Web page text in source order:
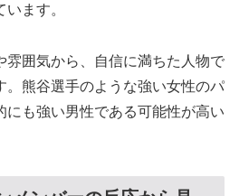
ます。
雰囲気から、自信に満ちた人物で
。熊谷選手のような強い女性のパ
にも強い男性である可能性が高い